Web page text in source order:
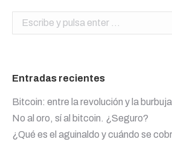
Buscar:
Entradas recientes
Bitcoin: entre la revolución y la burbuja
No al oro, sí al bitcoin. ¿Seguro?
¿Qué es el aguinaldo y cuándo se